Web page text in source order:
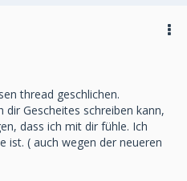
thread geschlichen.
dir Gescheites schreiben kann,
dass ich mit dir fühle. Ich
ist. ( auch wegen der neueren